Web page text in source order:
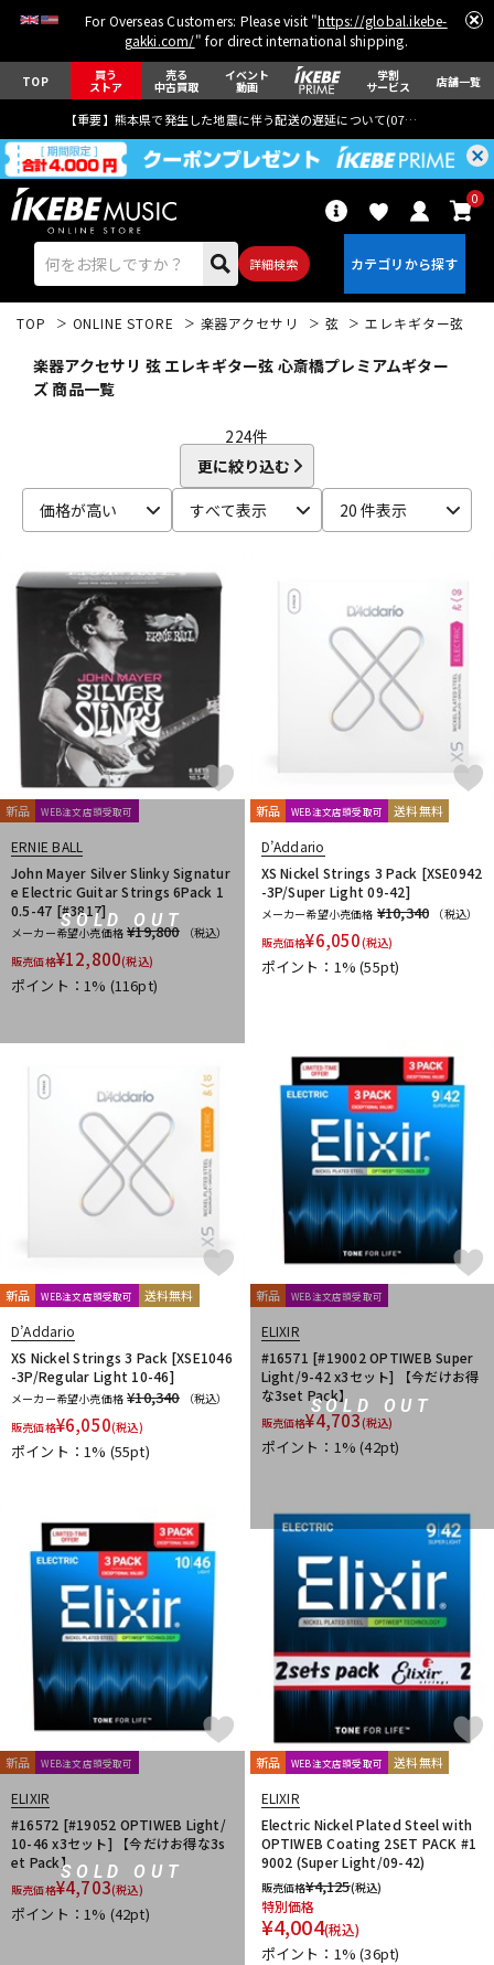
For Overseas Customers: Please visit "https://global.ikebe-
gakki.com/" for direct international shipping.
TOP 買う
ストア
売る
中古買取
イベント
動画
学割
サービス 店舗一覧
【重要】熊本県で発生した地震に伴う配送の遅延について(07月29日
詳細検索
0
ベース ウクレレ
ドラム パーカッション
キーボード 電子ピアノ
管楽器
DJ機器 DTM
楽器アクセサリ
中古 ヴィンテージ
TOP ONLINE STORE 楽器アクセサリ 弦 エレキギター弦
楽器アクセサリ 弦 エレキギター弦 心斎橋プレミアムギター
ズ 商品一覧
224件
更に絞り込む
価格が高い
すべて表示 20 件表示
SOLD OUT
新品 WEB注文店頭受取可
ERNIE BALL
John Mayer Silver Slinky Signatur
e Electric Guitar Strings 6Pack 1
0.5-47 [#3817]
メーカー希望小売価格 ¥19,800
（税込）
販売価格¥12,800(税込)
ポイント：1% (116pt)
新品 WEB注文店頭受取可 送料無料
D’Addario
XS Nickel Strings 3 Pack [XSE0942
-3P/Super Light 09-42]
メーカー希望小売価格 ¥10,340
（税込）
販売価格¥6,050(税込)
ポイント：1%(55pt)
新品 WEB注文店頭受取可 送料無料
D’Addario
XS Nickel Strings 3 Pack [XSE1046
-3P/Regular Light 10-46]
メーカー希望小売価格 ¥10,340
（税込）
販売価格¥6,050(税込)
ポイント：1% (55pt)
SOLD OUT
新品 WEB注文店頭受取可
ELIXIR
#16571 [#19002 OPTIWEB Super
Light/9-42 x3セット] 【今だけお得
な3set Pack】
販売価格¥4,703(税込)
ポイント：1%(42pt)
SOLD OUT
新品 WEB注文店頭受取可
ELIXIR
#16572 [#19052 OPTIWEB Light/
10-46 x3セット] 【今だけお得な3s
et Pack】
販売価格¥4,703(税込)
ポイント：1% (42pt)
新品 WEB注文店頭受取可 送料無料
ELIXIR
Electric Nickel Plated Steel with
OPTIWEB Coating 2SET PACK #1
9002 (Super Light/09-42)
販売価格¥4,125(税込)
特別価格
¥4,004(税込)
ポイント：1%(36pt)